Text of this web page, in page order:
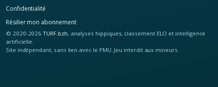
Confidentialité
Résilier mon abonnement
© 2020-2026TURF.bzh, analyses hippiques, classement ELO et intelligence
artificielle.
Site indépendant, sans lien avec le PMU. Jeu interdit aux mineurs.